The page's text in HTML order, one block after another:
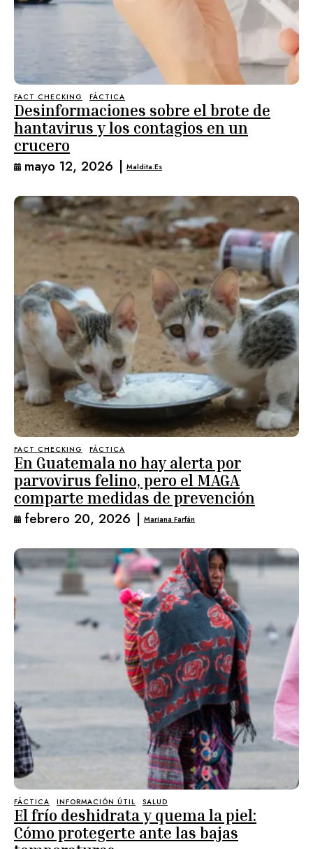
FACT CHECKING FÁCTICA
Desinformaciones sobre el brote de
hantavirus y los contagios en un
crucero
mayo 12, 2026 | Maldita.es
FACT CHECKING FÁCTICA
En Guatemala no hay alerta por
parvovirus felino, pero el MAGA
comparte medidas de prevención
febrero 20, 2026 | Mariana Farfán
FÁCTICA INFORMACIÓN ÚTIL SALUD
El frío deshidrata y quema la piel:
Cómo protegerte ante las bajas